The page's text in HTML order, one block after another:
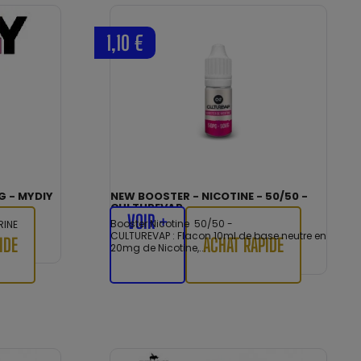
- MYDIY NEW BOOSTER - NICOTINE - 50/50 -
CULTUREVAP
Booster Nicotine 50/50 -
CULTUREVAP : Flacon 10ml de base neutre en
20mg de Nicotine,...
1,10 €
VOIR +
ACHAT RAPIDE